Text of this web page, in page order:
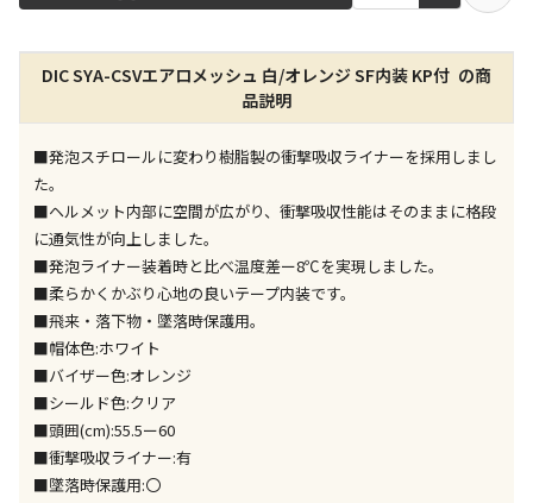
店舗のみで受取できる商品です（宅配便でのお届けが
できません）
※同時購入の商品は、全て同じ店舗での受取となりま
す
特定の店舗のみで受取ができる商品です（宅配便での
※同時購入の商品は、全て同じ店舗での受取となりま
す
委託業者によりお届けする商品です
※ほか商品との同時購入はできません。お手数です
が、ご購入手続きを分けてお買い求めください
※支払い方法の代金引換は選択できません。
※電話注文はできません。
宅配のみでお届けする商品です（店舗受取は選択でき
ません）
※「宅配・店舗受取」「宅配のみ」マークの商品のみ
同時購入が可能です
DIC SYA-CSVエアロメッシュ 白/オレンジ SF内装 KP付 の商
品説明
■発泡スチロールに変わり樹脂製の衝撃吸収ライナーを採用しまし
た。
■ヘルメット内部に空間が広がり、衝撃吸収性能はそのままに格段
に通気性が向上しました。
■発泡ライナー装着時と比べ温度差ー8℃を実現しました。
■柔らかくかぶり心地の良いテープ内装です。
■飛来・落下物・墜落時保護用。
■帽体色:ホワイト
■バイザー色:オレンジ
■シールド色:クリア
■頭囲(cm):55.5ー60
■衝撃吸収ライナー:有
■墜落時保護用:〇